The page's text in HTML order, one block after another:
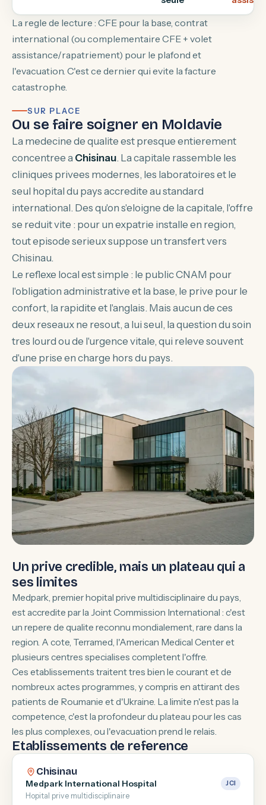
La regle de lecture : CFE pour la base, contrat
international (ou complementaire CFE + volet
assistance/rapatriement) pour le plafond et
l'evacuation. C'est ce dernier qui evite la facture
catastrophe.
SUR PLACE
Ou se faire soigner en Moldavie
La medecine de qualite est presque entierement
concentree a Chisinau. La capitale rassemble les
cliniques privees modernes, les laboratoires et le
seul hopital du pays accredite au standard
international. Des qu'on s'eloigne de la capitale, l'offre
se reduit vite : pour un expatrie installe en region,
tout episode serieux suppose un transfert vers
Chisinau.
Le reflexe local est simple : le public CNAM pour
l'obligation administrative et la base, le prive pour le
confort, la rapidite et l'anglais. Mais aucun de ces
deux reseaux ne resout, a lui seul, la question du soin
tres lourd ou de l'urgence vitale, qui releve souvent
d'une prise en charge hors du pays.
Un prive credible, mais un plateau qui a
ses limites
Medpark, premier hopital prive multidisciplinaire du pays,
est accredite par la Joint Commission International : c'est
un repere de qualite reconnu mondialement, rare dans la
region. A cote, Terramed, l'American Medical Center et
plusieurs centres specialises completent l'offre.
Ces etablissements traitent tres bien le courant et de
nombreux actes programmes, y compris en attirant des
patients de Roumanie et d'Ukraine. La limite n'est pas la
competence, c'est la profondeur du plateau pour les cas
les plus complexes, ou l'evacuation prend le relais.
Etablissements de reference
Chisinau
Medpark International Hospital JCI
Hopital prive multidisciplinaire